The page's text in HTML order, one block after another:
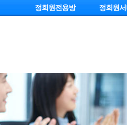
정회원전용방 정회원